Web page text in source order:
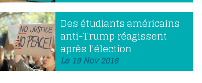
Des étudiants américains
anti-Trump réagissent
après l’élection
Le 19 Nov 2016